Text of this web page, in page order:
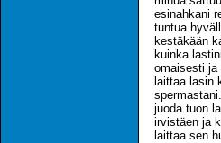
esinahkani
tuntua
kestäkään
kuinka
omaisesti ja
laittaa lasin
juoda tuon
irvistäen ja
laittaa sen